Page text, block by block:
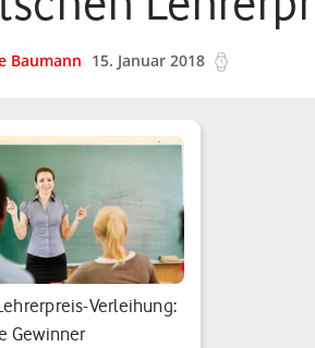
Baumann 15. Januar 2018
Verleihung:
Gewinner